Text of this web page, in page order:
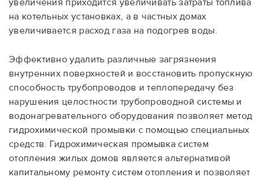
увеличения приходится увеличивать затраты топлива
на котельных установках, а в частных домах
увеличивается расход газа на подогрев воды.
Эффективно удалить различные загрязнения
внутренних поверхностей и восстановить пропускную
способность трубопроводов и теплопередачу без
нарушения целостности трубопроводной системы и
водонагревательного оборудования позволяет метод
гидрохимической промывки с помощью специальных
средств. Гидрохимическая промывка систем
отопления жилых домов является альтернативой
капитальному ремонту систем отопления и позволяет